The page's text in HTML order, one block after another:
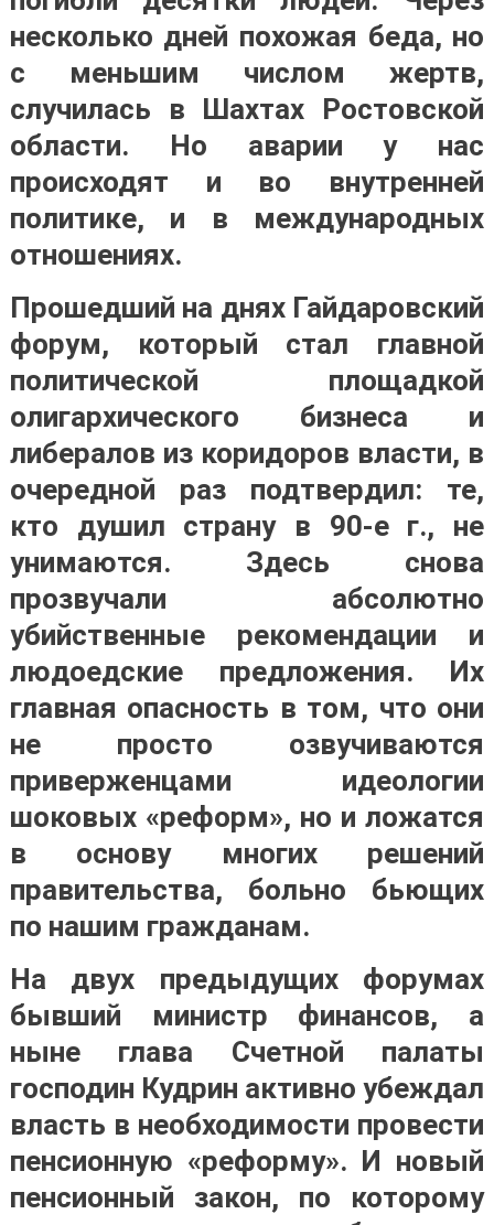
несколько дней похожая беда, но
с меньшим числом жертв,
случилась в Шахтах Ростовской
области. Но аварии у нас
происходят и во внутренней
политике, и в международных
отношениях.
Прошедший на днях Гайдаровский
форум, который стал главной
политической площадкой
олигархического бизнеса и
либералов из коридоров власти, в
очередной раз подтвердил: те,
кто душил страну в 90-е г., не
унимаются. Здесь снова
прозвучали абсолютно
убийственные рекомендации и
людоедские предложения. Их
главная опасность в том, что они
не просто озвучиваются
приверженцами идеологии
шоковых «реформ», но и ложатся
в основу многих решений
правительства, больно бьющих
по нашим гражданам.
На двух предыдущих форумах
бывший министр финансов, а
ныне глава Счетной палаты
господин Кудрин активно убеждал
власть в необходимости провести
пенсионную «реформу». И новый
пенсионный закон, по которому